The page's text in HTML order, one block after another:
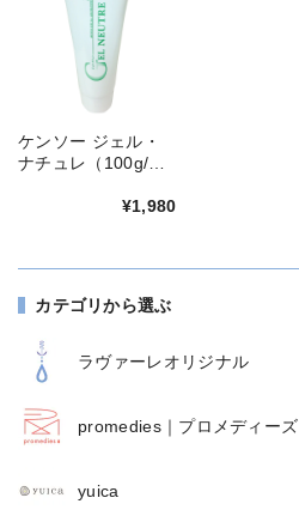
カテゴリから選ぶ
ラヴァーレオリジナル
promedies｜プロメディーズ
yuica
ケンソー ジェル・
ナチュレ（100g/健
¥1,980